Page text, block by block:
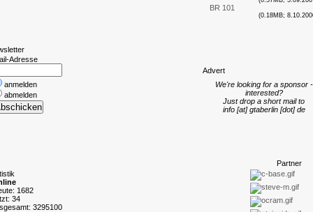
Adresse
anmelden
abmelden
1682
34
3295100
BR 101
(0.18MB;
Advert
We're looking for a sponsor -
interested?
Just drop a short mail to
info [at] gtaberlin [dot] de
Partner